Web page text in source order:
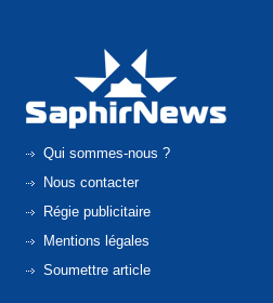
Qui sommes-nous ?
Nous contacter
Régie publicitaire
Mentions légales
Soumettre article